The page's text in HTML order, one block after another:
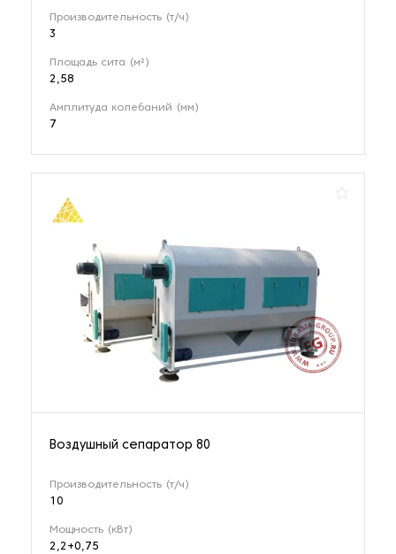
Производительность (т/ч)
3
Площадь сита (м²)
2,58
Амплитуда колебаний (мм)
7
Воздушный сепаратор 80
Производительность (т/ч)
10
Мощность (кВт)
2,2+0,75